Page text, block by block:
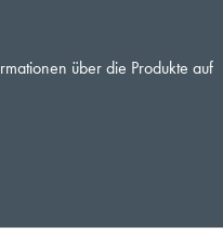
über die Produkte auf